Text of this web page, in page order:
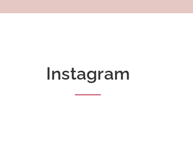
Instagram